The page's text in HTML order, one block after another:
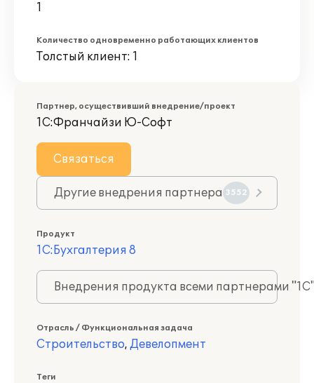
1
Количество одновременно работающих клиентов
Толстый клиент: 1
Партнер, осуществивший внедрение/проект
1С:Франчайзи Ю-Софт
Связаться
Другие внедрения партнера 3552
Продукт
1С:Бухгалтерия 8
Внедрения продукта всеми партнерами
Отрасль / Функциональная задача
Строительство, Девелопмент
Теги